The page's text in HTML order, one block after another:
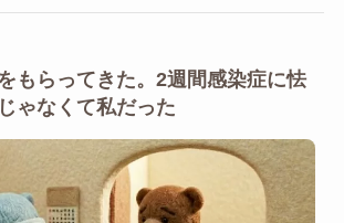
もらってきた。2週間感染症に怯
ゃなくて私だった